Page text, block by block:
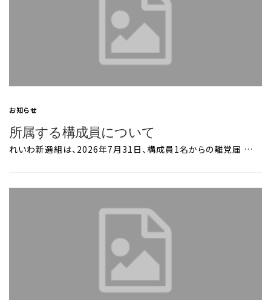
お知らせ
所属する構成員について
れいわ新選組は、2026年7月31日、構成員1名からの離党届 …